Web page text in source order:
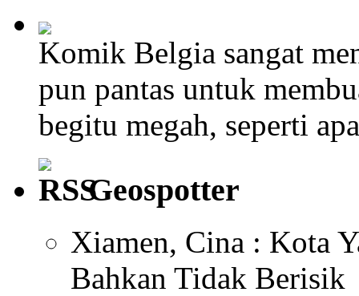
Komik Belgia sangat
pun pantas untuk
begitu megah, seperti
Geospotter
Xiamen, Cina : Kota
Bahkan Tidak Berisik